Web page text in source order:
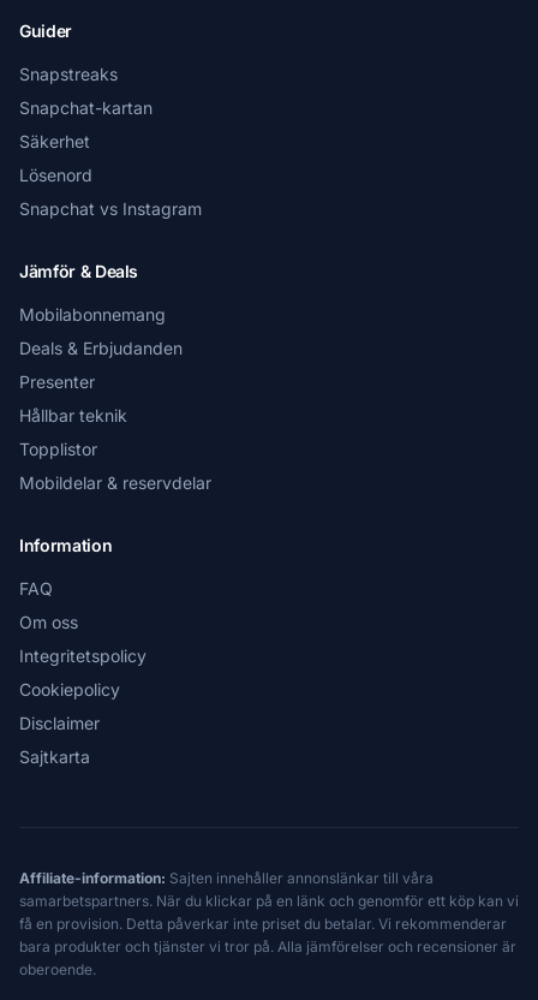
Guider
Snapstreaks
Snapchat-kartan
Säkerhet
Lösenord
Snapchat vs Instagram
Jämför & Deals
Mobilabonnemang
Deals & Erbjudanden
Presenter
Hållbar teknik
Topplistor
Mobildelar & reservdelar
Information
FAQ
Om oss
Integritetspolicy
Cookiepolicy
Disclaimer
Sajtkarta
Affiliate-information: Sajten innehåller annonslänkar till våra
samarbetspartners. När du klickar på en länk och genomför ett köp kan vi
få en provision. Detta påverkar inte priset du betalar. Vi rekommenderar
bara produkter och tjänster vi tror på. Alla jämförelser och recensioner är
oberoende.